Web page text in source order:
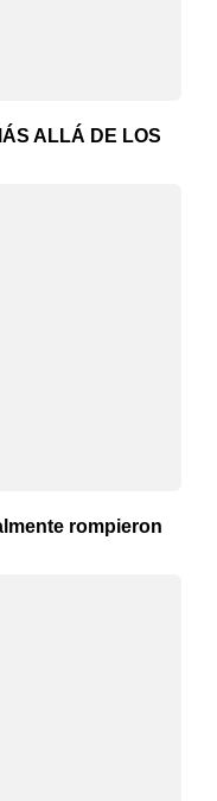
ALLÁ DE LOS
rompieron